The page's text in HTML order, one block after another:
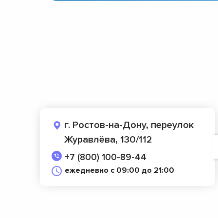
г. Ростов-на-Дону, переулок
Журавлёва, 130/112
+7 (800) 100-89-44
ежедневно с 09:00 до 21:00